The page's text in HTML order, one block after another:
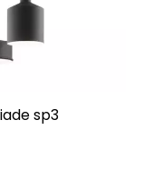
sp3